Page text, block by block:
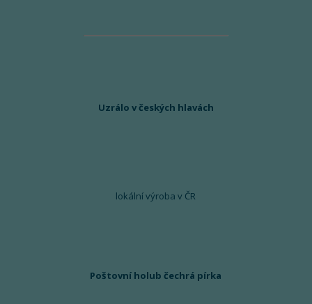
Uzrálo v českých hlavách
lokální výroba v ČR
Poštovní holub čechrá pírka